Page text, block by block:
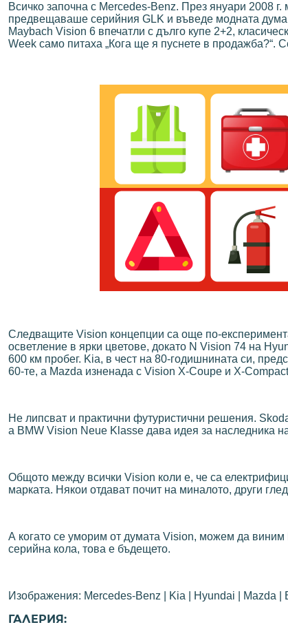
Всичко започна с Mercedes-Benz. През януари 2008
предвещаваше серийния GLK и въведе модната дума
Maybach Vision 6 впечатли с дълго купе 2+2,
Week само питаха „Кога ще я пуснете в продажба?“.
Следващите Vision концепции са още по-
осветление в ярки цветове, докато N Vision 74 на
600 км пробег. Kia, в чест на 80-годишнината си,
60-те, а Mazda изненада с Vision X-Coupe и X-
Не липсват и практични футуристични решения.
а BMW Vision Neue Klasse дава идея за наследника
Общото между всички Vision коли е, че са
марката. Някои отдават почит на миналото, други
А когато се уморим от думата Vision, можем да виним
серийна кола, това е бъдещето.
Изображения: Mercedes-Benz | Kia | Hyundai | Mazda |
ГАЛЕРИЯ: